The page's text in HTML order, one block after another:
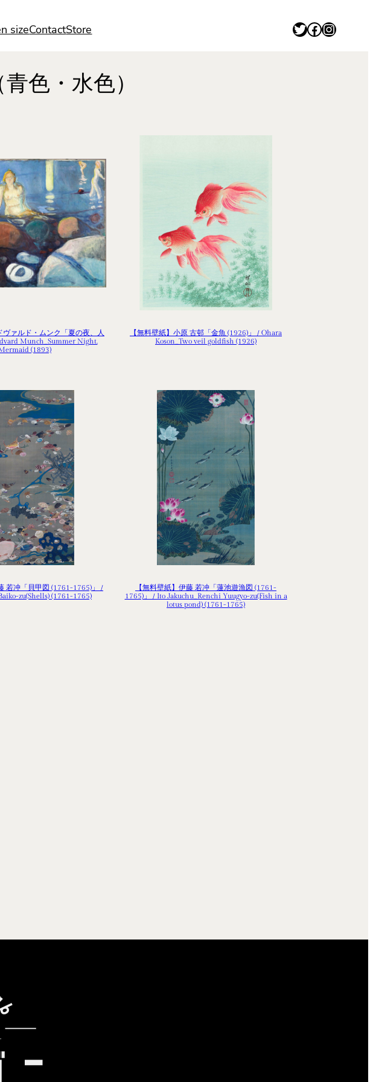
sizeContactStore Twitter Facebook Instagram
色・水色）
ヴァルド・ムンク「夏の夜、人
Munch_Summer Night.
(1893)
【無料壁紙】小原 古邨「金魚 (1926)」 / Ohara
Koson_Two veil goldfish (1926)
若冲「貝甲図 (1761-1765)」 /
zu(Shells) (1761-1765)
【無料壁紙】伊藤 若冲「蓮池遊漁図 (1761-
1765)」 / Ito Jakuchu_Renchi Yuugyo-zu(Fish in a
lotus pond) (1761-1765)